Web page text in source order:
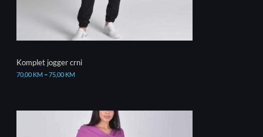
Komplet jogger crni
70,00 KM–75,00 KM